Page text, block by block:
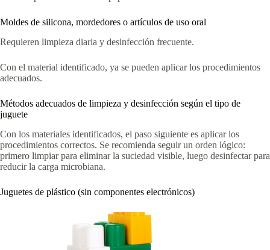
Moldes de silicona, mordedores o artículos de uso oral
Requieren limpieza diaria y desinfección frecuente.
Con el material identificado, ya se pueden aplicar los procedimientos
adecuados.
Métodos adecuados de limpieza y desinfección según el tipo de
juguete
Con los materiales identificados, el paso siguiente es aplicar los
procedimientos correctos. Se recomienda seguir un orden lógico:
primero limpiar para eliminar la suciedad visible, luego desinfectar para
reducir la carga microbiana.
Juguetes de plástico (sin componentes electrónicos)